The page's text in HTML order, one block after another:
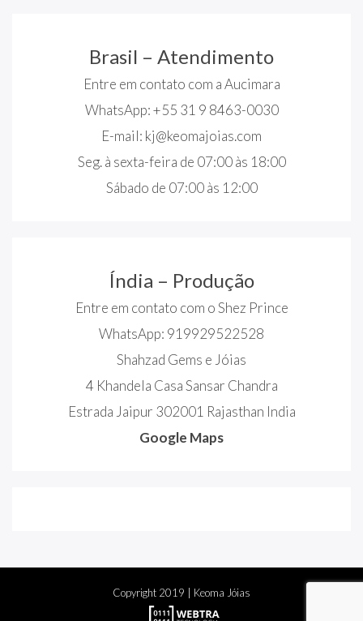
Brasil – Atendimento
Entre em contato com a Aucimara
WhatsApp: +55 31 9 8463-0030
E-mail: kj@keomajoias.com
Seg. à sexta-feira de 07:00 às 18:00
Sábado de 07:00 às 12:00
Índia – Produção
Entre em contato com o Shez Prince
WhatsApp: 919929522528
Shahzad Gems e Jóias
4 Khandela Casa Sansar Chandra
Estrada Jaipur 302001 Rajasthan India
Google Maps
Copyright 2019 | Keoma Jóias